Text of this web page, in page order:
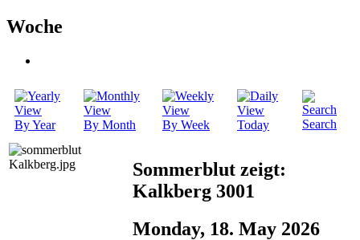
Woche
By Year By Month By Week Today Search
Sommerblut zeigt:
Kalkberg 3001
Monday, 18. May 2026